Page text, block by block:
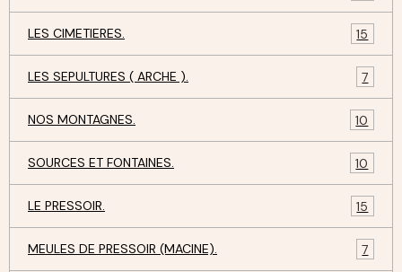
LES CIMETIERES. 15
LES SEPULTURES ( ARCHE ). 7
NOS MONTAGNES. 10
SOURCES ET FONTAINES. 10
LE PRESSOIR. 15
MEULES DE PRESSOIR (MACINE). 7